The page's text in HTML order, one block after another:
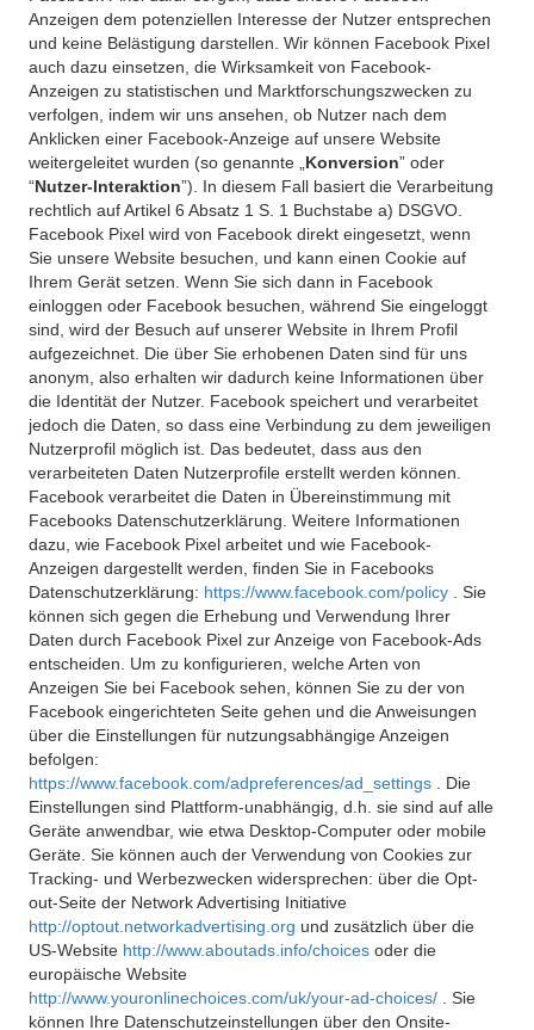
Anzeigen dem potenziellen Interesse der Nutzer entsprechen
und keine Belästigung darstellen. Wir können Facebook Pixel
auch dazu einsetzen, die Wirksamkeit von Facebook-
Anzeigen zu statistischen und Marktforschungszwecken zu
verfolgen, indem wir uns ansehen, ob Nutzer nach dem
Anklicken einer Facebook-Anzeige auf unsere Website
weitergeleitet wurden (so genannte „ Konversion” oder
“Nutzer-Interaktion”). In diesem Fall basiert die Verarbeitung
rechtlich auf Artikel 6 Absatz 1 S. 1 Buchstabe a) DSGVO.
Facebook Pixel wird von Facebook direkt eingesetzt, wenn
Sie unsere Website besuchen, und kann einen Cookie auf
Ihrem Gerät setzen. Wenn Sie sich dann in Facebook
einloggen oder Facebook besuchen, während Sie eingeloggt
sind, wird der Besuch auf unserer Website in Ihrem Profil
aufgezeichnet. Die über Sie erhobenen Daten sind für uns
anonym, also erhalten wir dadurch keine Informationen über
die Identität der Nutzer. Facebook speichert und verarbeitet
jedoch die Daten, so dass eine Verbindung zu dem jeweiligen
Nutzerprofil möglich ist. Das bedeutet, dass aus den
verarbeiteten Daten Nutzerprofile erstellt werden können.
Facebook verarbeitet die Daten in Übereinstimmung mit
Facebooks Datenschutzerklärung. Weitere Informationen
dazu, wie Facebook Pixel arbeitet und wie Facebook-
Anzeigen dargestellt werden, finden Sie in Facebooks
Datenschutzerklärung: https://www.facebook.com/policy
. Sie
können sich gegen die Erhebung und Verwendung Ihrer
Daten durch Facebook Pixel zur Anzeige von Facebook-Ads
entscheiden. Um zu konfigurieren, welche Arten von
Anzeigen Sie bei Facebook sehen, können Sie zu der von
Facebook eingerichteten Seite gehen und die Anweisungen
über die Einstellungen für nutzungsabhängige Anzeigen
befolgen:
https://www.facebook.com/adpreferences/ad_settings
. Die
Einstellungen sind Plattform-unabhängig, d.h. sie sind auf alle
Geräte anwendbar, wie etwa Desktop-Computer oder mobile
Geräte. Sie können auch der Verwendung von Cookies zur
Tracking- und Werbezwecken widersprechen: über die Opt-
out-Seite der Network Advertising Initiative
http://optout.networkadvertising.org und zusätzlich über die
US-Website http://www.aboutads.info/choices oder die
europäische Website
http://www.youronlinechoices.com/uk/your-ad-choices/
. Sie
können Ihre Datenschutzeinstellungen über den Onsite-